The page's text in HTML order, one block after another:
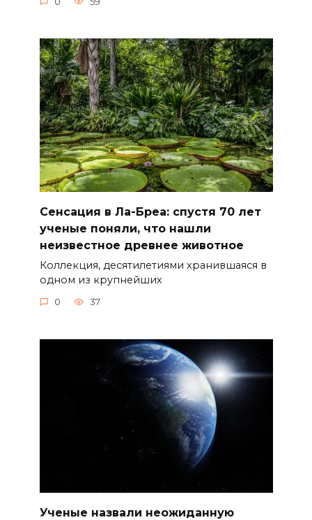
Сенсация в Ла-Бреа: спустя 70 лет
ученые поняли, что нашли
неизвестное древнее животное
Коллекция, десятилетиями хранившаяся в
одном из крупнейших
0 37
Ученые назвали неожиданную